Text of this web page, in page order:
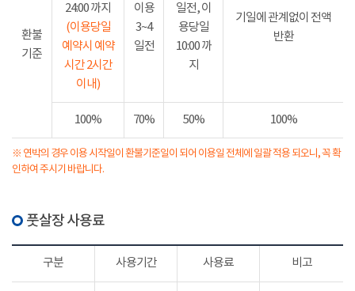
환불
기준
24:00 까지
(이용당일
예약시 예약
시간 2시간
이내)
이용
3~4
일전
일전, 이
용당일
10:00 까
지
기일에 관계없이 전액
반환
100% 70% 50% 100%
※ 연박의 경우 이용 시작일이 환불기준일이 되어 이용일 전체에 일괄 적용 되오니, 꼭 확
인하여 주시기 바랍니다.
풋살장 사용료
구분 사용기간 사용료 비고